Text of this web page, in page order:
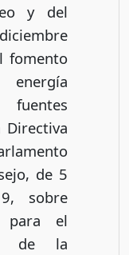
y del
fomento
Directiva
de 5
sobre
para el
de la